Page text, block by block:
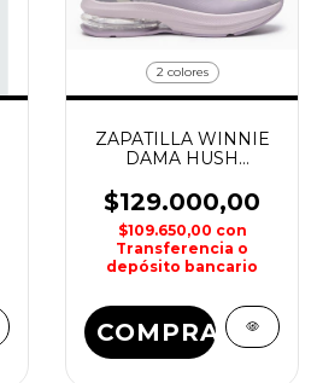
2 colores
ZAPATILLA WINNIE
DAMA HUSH
$129.000,00
$109.650,00 con
Transferencia o
depósito bancario
COMPRAR